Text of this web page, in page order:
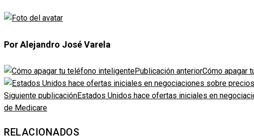
Por Alejandro José Varela
Publicación anteriorCómo apagar
Siguiente publicaciónEstados Unidos hace ofertas iniciales en
de Medicare
RELACIONADOS